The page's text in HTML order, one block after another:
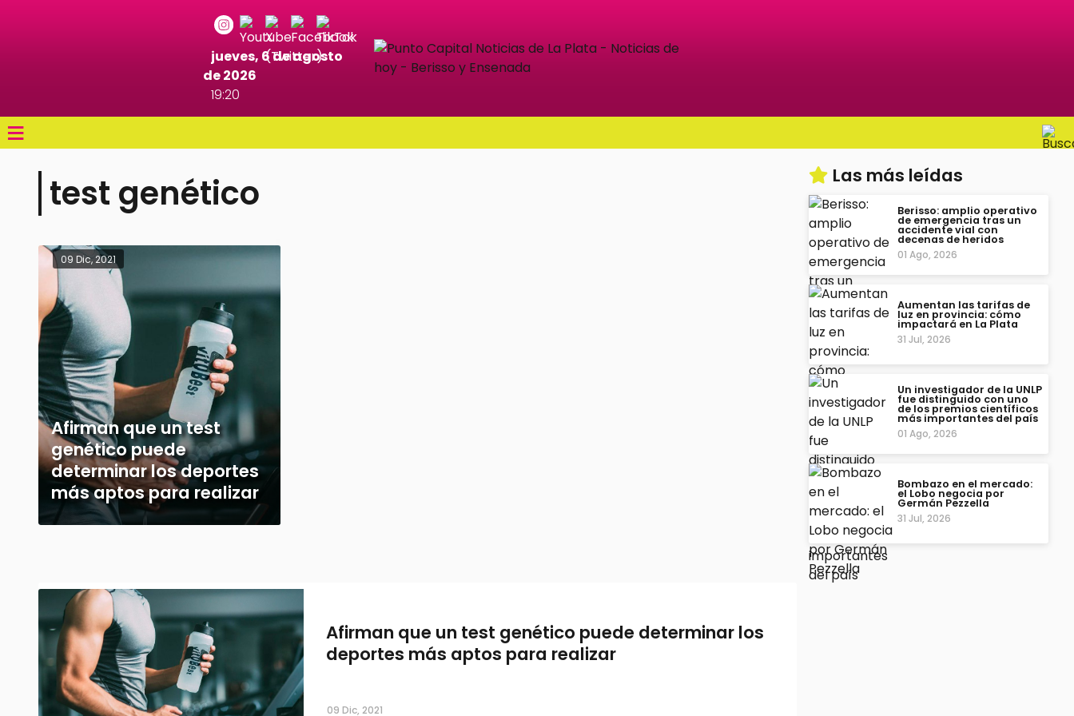
jueves, 6 de agosto
de 2026
19:20
≡
Las más leídas
Berisso: amplio operativo
de emergencia tras un
accidente vial con
decenas de heridos
01 Ago, 2026
Aumentan las tarifas de
luz en provincia: cómo
impactará en La Plata
31 Jul, 2026
Un investigador de la UNLP
fue distinguido con uno
de los premios científicos
más importantes del país
01 Ago, 2026
Bombazo en el mercado:
el Lobo negocia por
Germán Pezzella
31 Jul, 2026
test genético
09 Dic, 2021
Afirman que un test
genético puede
determinar los deportes
más aptos para realizar
Afirman que un test genético puede determinar los
deportes más aptos para realizar
09 Dic, 2021